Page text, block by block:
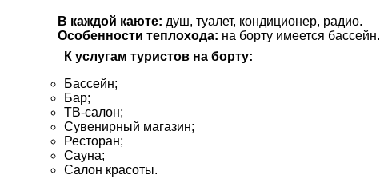
В каждой каюте: душ, туалет, кондиционер, радио.
Особенности теплохода: на борту имеется бассейн.
К услугам туристов на борту:
Бассейн;
Бар;
ТВ-салон;
Сувенирный магазин;
Ресторан;
Сауна;
Салон красоты.